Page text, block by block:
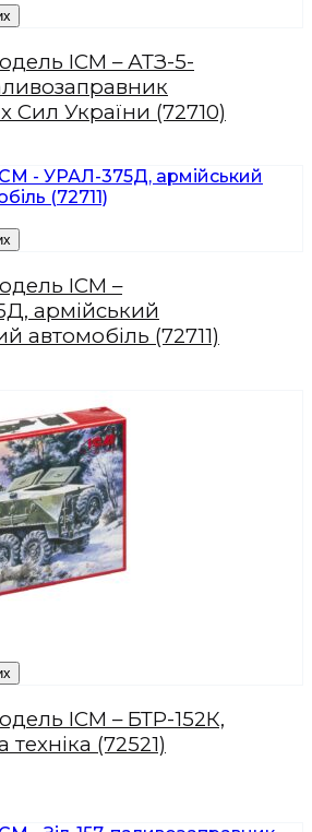
ICM – АТЗ-5-
Сил України (72710)
ICM –
армійський
автомобіль (72711)
ICM – БТР-152К,
техніка (72521)